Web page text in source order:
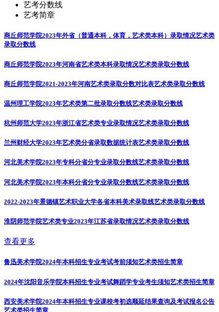
艺考分数线
艺考简章
商丘师范学院2023年外省（普通本科，体育，艺术类本科）录取情况艺术类
录取分数线
商丘师范学院2023年河南省艺术类本科录取情况艺术类录取分数线
商丘师范学院2021-2023年河南艺术类录取分数对比表艺术类录取分数线
温州理工学院2023年艺术类第二批录取分数线艺术类录取分数线
杭州师范大学2023年浙江省艺术类专业录取情况艺术类录取分数线
兰州财经大学2023年艺术类分省录取数据统计表艺术类录取分数线
河北美术学院2023年专科分省分专业录取分数线艺术类录取分数线
河北美术学院2023年本科分省分专业录取分数线艺术类录取分数线
2022-2023年景德镇艺术职业大学各省本科美术录取线艺术类录取分数线
淮阴师范学院艺术类专业2023年江苏省录取情况艺术类录取分数线
查看更多
鲁迅美术学院2024年本科招生专业考试考前须知艺术类招生简章
2024年沈阳音乐学院本科招生专业考试舞蹈学专业考生须知艺术类招生简章
西安美术学院2024年本科招生专业课校考初选顺延结果查询及考试报名公告
艺术类招生简章